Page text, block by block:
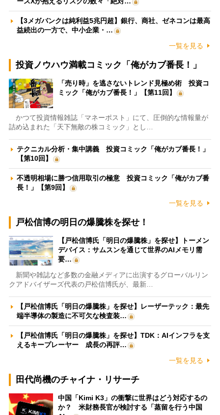
【3メガバンクは純利益5兆円超】銀行、商社、ゼネコンは最高
益続出の一方で、中小企業・…
一覧を見る
投資ノウハウ満載コミック「俺がカブ番長！」
「売り時」を逃さないトレンド見極め術 投資コ
ミック「俺がカブ番長！」【第11回】
かつて投資情報雑誌「マネーポスト」にて、圧倒的な情報量が
詰め込まれた「天下無敵の株コミック」とし…
テクニカル分析・集中講義 投資コミック「俺がカブ番長！」
【第10回】
不透明相場に勝つ信用取引の極意 投資コミック「俺がカブ番
長！」【第9回】
一覧を見る
戸松信博の明日の爆騰株を探せ！
【戸松信博氏「明日の爆騰株」を探せ】トーメン
デバイス：サムスンを通じて世界のAIメモリ需
要…
新聞や雑誌など多数の金融メディアに出演するグローバルリン
クアドバイザーズ代表の戸松信博氏が、最新…
【戸松信博氏「明日の爆騰株」を探せ】レーザーテック：最先
端半導体の製造に不可欠な検査装…
【戸松信博氏「明日の爆騰株」を探せ】TDK：AIインフラを支
えるキープレーヤー 成長の再評…
一覧を見る
田代尚機のチャイナ・リサーチ
中国「Kimi K3」の衝撃に世界はどう対応するの
か？ 米財務長官が検討する「蒸留を行う中国